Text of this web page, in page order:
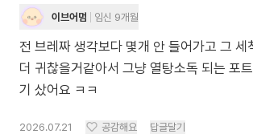
이브어멈 임신 9개월
전 브레짜 생각보다 몇개 안 들어가고 그 세
더 귀찮을거같아서 그냥 열탕소독 되는 포
기 샀어요 ㅋㅋ
2026.07.21 공감해요 답글달기